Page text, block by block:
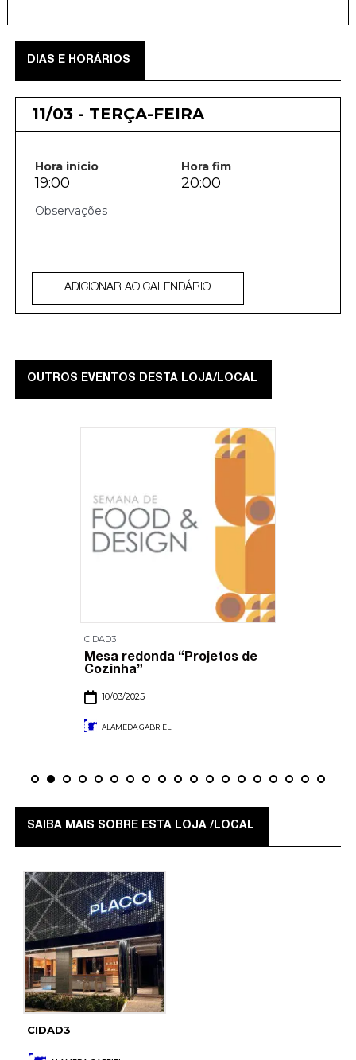
DIAS E HORÁRIOS
11/03 - TERÇA-FEIRA
Hora início Hora fim
19:00 20:00
ADICIONAR AO CALENDÁRIO
OUTROS EVENTOS DESTA LOJA/LOCAL
CIDAD3
Mesa redonda “Projetos de
Cozinha”
10/03/2025
ALAMEDA GABRIEL
SAIBA MAIS SOBRE ESTA LOJA /LOCAL
CIDAD3